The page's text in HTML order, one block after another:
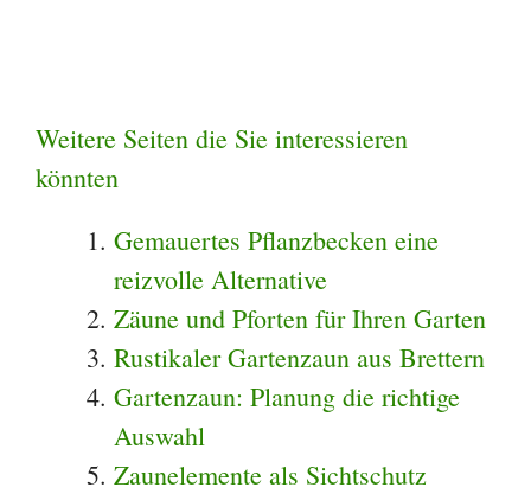
Weitere Seiten die Sie interessieren
könnten
Gemauertes Pflanzbecken eine
reizvolle Alternative
Zäune und Pforten für Ihren Garten
Rustikaler Gartenzaun aus Brettern
Gartenzaun: Planung die richtige
Auswahl
Zaunelemente als Sichtschutz